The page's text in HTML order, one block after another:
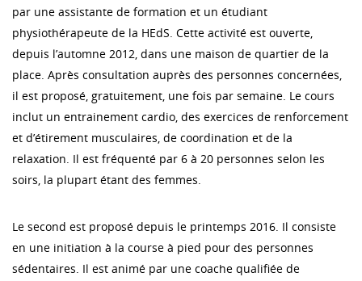
par une assistante de formation et un étudiant
physiothérapeute de la HEdS. Cette activité est ouverte,
depuis l’automne 2012, dans une maison de quartier de la
place. Après consultation auprès des personnes concernées,
il est proposé, gratuitement, une fois par semaine. Le cours
inclut un entrainement cardio, des exercices de renforcement
et d’étirement musculaires, de coordination et de la
relaxation. Il est fréquenté par 6 à 20 personnes selon les
soirs, la plupart étant des femmes.
Le second est proposé depuis le printemps 2016. Il consiste
en une initiation à la course à pied pour des personnes
sédentaires. Il est animé par une coache qualifiée de